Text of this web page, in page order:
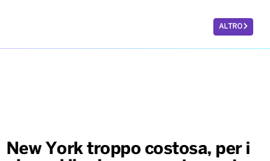
ALTRO
New York troppo costosa, per i